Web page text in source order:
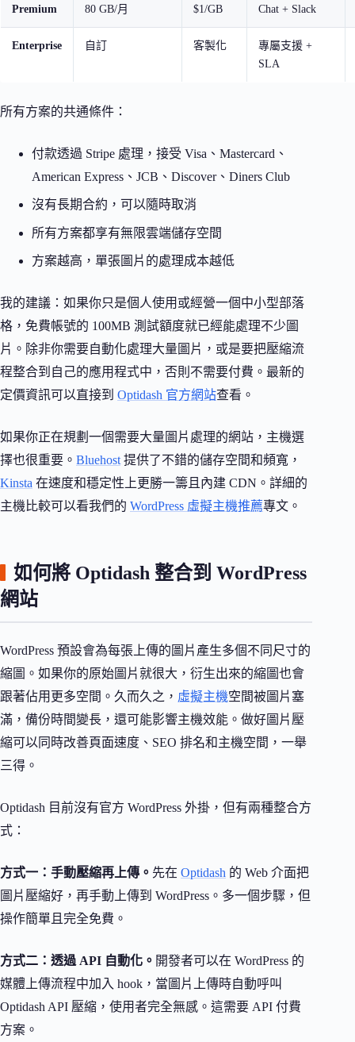
Premium 80 GB/月 $1/GB Chat + Slack
Enterprise 自訂 客製化
專屬支援 +
SLA
所有方案的共通條件：
付款透過 Stripe 處理，接受 Visa、Mastercard、
American Express、JCB、Discover、Diners Club
沒有長期合約，可以隨時取消
所有方案都享有無限雲端儲存空間
方案越高，單張圖片的處理成本越低
我的建議：如果你只是個人使用或經營一個中小型部落
格，免費帳號的 100MB 測試額度就已經能處理不少圖
片。除非你需要自動化處理大量圖片，或是要把壓縮流
程整合到自己的應用程式中，否則不需要付費。最新的
定價資訊可以直接到 Optidash 官方網站查看。
如果你正在規劃一個需要大量圖片處理的網站，主機選
擇也很重要。 Bluehost 提供了不錯的儲存空間和頻寬，
Kinsta 在速度和穩定性上更勝一籌且內建 CDN。詳細的
主機比較可以看我們的 WordPress 虛擬主機推薦專文。
如何將 Optidash 整合到 WordPress
網站
WordPress 預設會為每張上傳的圖片產生多個不同尺寸的
縮圖。如果你的原始圖片就很大，衍生出來的縮圖也會
跟著佔用更多空間。久而久之， 虛擬主機空間被圖片塞
滿，備份時間變長，還可能影響主機效能。做好圖片壓
縮可以同時改善頁面速度、SEO 排名和主機空間，一舉
三得。
Optidash 目前沒有官方 WordPress 外掛，但有兩種整合方
式：
方式一：手動壓縮再上傳。 先在 Optidash 的 Web 介面把
圖片壓縮好，再手動上傳到 WordPress。多一個步驟，但
操作簡單且完全免費。
方式二：透過 API 自動化。 開發者可以在 WordPress 的
媒體上傳流程中加入 hook，當圖片上傳時自動呼叫
Optidash API 壓縮，使用者完全無感。這需要 API 付費
方案。